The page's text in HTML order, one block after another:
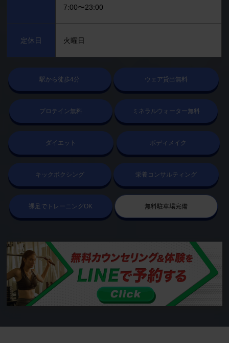
7:00〜23:00
定休日 火曜日
駅から徒歩4分 ウェア貸出無料
プロテイン無料 ミネラルウォーター無料
ダイエット ボディメイク
キックボクシング 栄養コンサルティング
裸足でトレーニングOK 無料駐車場完備